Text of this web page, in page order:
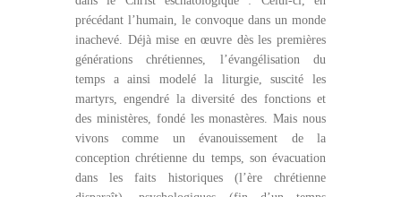
précédant l’humain, le convoque dans un monde
inachevé. Déjà mise en œuvre dès les premières
générations chrétiennes, l’évangélisation du
temps a ainsi modelé la liturgie, suscité les
martyrs, engendré la diversité des fonctions et
des ministères, fondé les monastères. Mais nous
vivons comme un évanouissement de la
conception chrétienne du temps, son évacuation
dans les faits historiques (l’ère chrétienne